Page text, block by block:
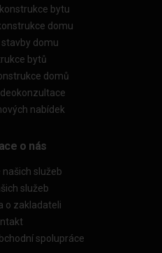
bytu
domu
stavby domu
bytů
domů
nabídek
o nás
služeb
služeb
o zakladateli
spolupráce